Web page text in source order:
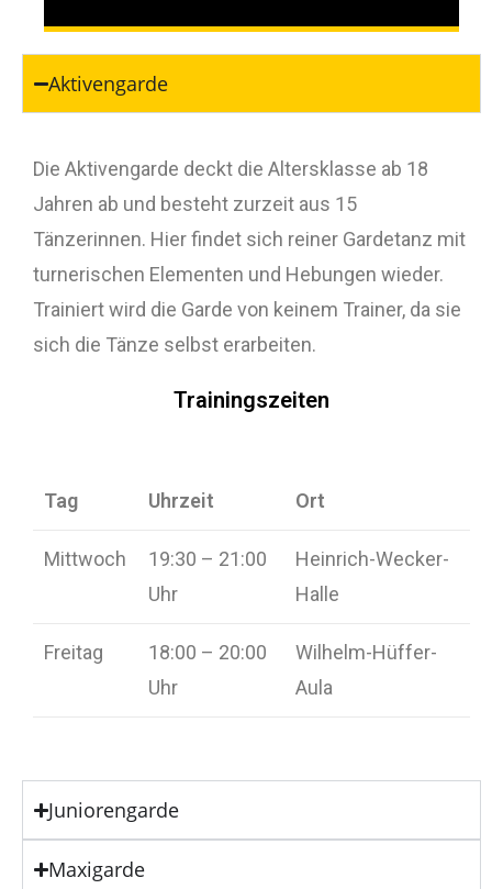
Aktivengarde
Die Aktivengarde deckt die Altersklasse ab 18
Jahren ab und besteht zurzeit aus 15
Tänzerinnen. Hier findet sich reiner Gardetanz mit
turnerischen Elementen und Hebungen wieder.
Trainiert wird die Garde von keinem Trainer, da sie
sich die Tänze selbst erarbeiten.
Trainingszeiten
Tag Uhrzeit Ort
Mittwoch
19:30 – 21:00
Uhr
Heinrich-Wecker-
Halle
Freitag
18:00 – 20:00
Uhr
Wilhelm-Hüffer-
Aula
Juniorengarde
Maxigarde